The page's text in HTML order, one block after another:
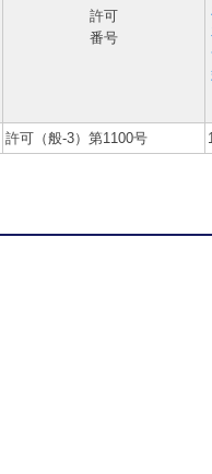
許可
番号
許可（般-3）第1100号